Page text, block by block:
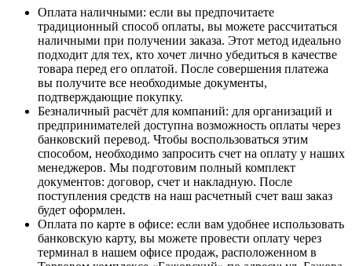
Оплата наличными: если вы предпочитаете
традиционный способ оплаты, вы можете рассчитаться
наличными при получении заказа. Этот метод идеально
подходит для тех, кто хочет лично убедиться в качестве
товара перед его оплатой. После совершения платежа
вы получите все необходимые документы,
подтверждающие покупку.
Безналичный расчёт для компаний: для организаций и
предпринимателей доступна возможность оплаты через
банковский перевод. Чтобы воспользоваться этим
способом, необходимо запросить счет на оплату у наших
менеджеров. Мы подготовим полный комплект
документов: договор, счет и накладную. После
поступления средств на наш расчетный счет ваш заказ
будет оформлен.
Оплата по карте в офисе: если вам удобнее использовать
банковскую карту, вы можете провести оплату через
терминал в нашем офисе продаж, расположенном в